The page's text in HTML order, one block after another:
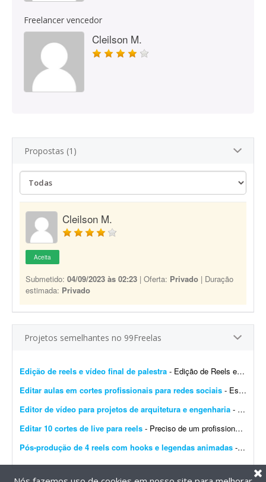
Freelancer vencedor
Cleilson M.
Propostas (1)
Cleilson M.
Aceita
Submetido: 04/09/2023 às 02:23 | Oferta: Privado | Duração
estimada: Privado
Projetos semelhantes no 99Freelas
Edição de reels e vídeo final de palestra - Edição de Reels e vídeo final de palestra Estamos buscando um editor de vídeo com experiência em conteúdo para redes sociais para trabalhar na ediç&...
Editar aulas em cortes profissionais para redes sociais - Estou buscando um(a) editor(a) de vídeo para criar uma parceria recorrente na transformação de minhas aulas e treinamentos técnicos em conteúdos curtos para redes...
Editor de vídeo para projetos de arquitetura e engenharia - Estamos buscando um(a) editor(a) de vídeo experiente para atuar em um projeto de grande porte de uma empresa do segmento de arquitetura e engenharia. O profissional será respons&aacut...
Editar 10 cortes de live para reels - Preciso de um profissional para auxiliar um cliente na divulgação de lives no Instagram. O cliente está iniciando um projeto piloto e precisa de uma pessoa de mídias so...
Pós-produção de 4 reels com hooks e legendas animadas - Estamos procurando um freelancer para realizar a pós-produção de quatro vídeos no formato Reels. Os conteúdos estão divididos da seguinte forma: * 3 v&ia...